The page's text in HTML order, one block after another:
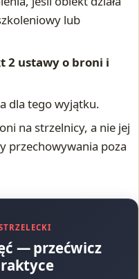
lub
2 ustawy o broni i
dla tego wyjątku.
na strzelnicy, a nie jej
przechowywania poza
— przećwicz